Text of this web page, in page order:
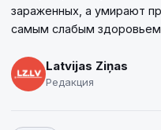
зараженных, а умирают
самым слабым
Latvijas Ziņas
Редакция